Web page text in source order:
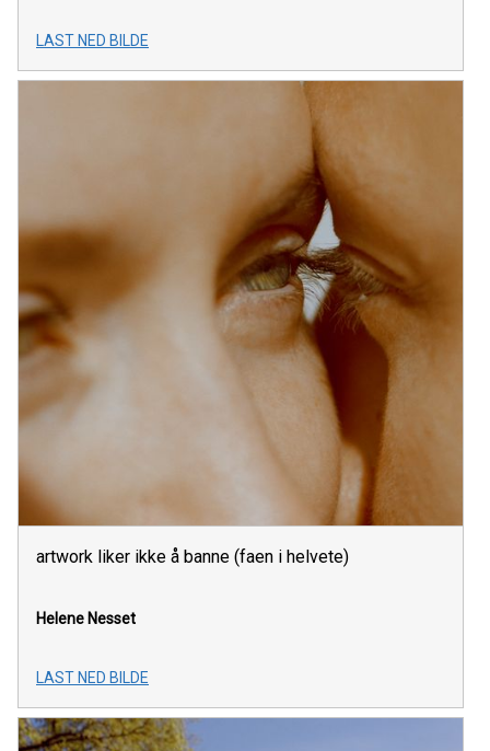
LAST NED BILDE
artwork liker ikke å banne (faen i helvete)
Helene Nesset
LAST NED BILDE